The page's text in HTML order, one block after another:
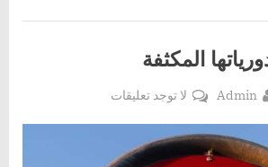
المكثفة
By
Admin لا توجد تعليقاتعلى